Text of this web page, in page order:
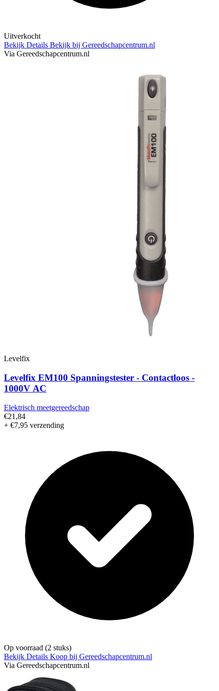
Uitverkocht
Bekijk Details Bekijk bij Gereedschapcentrum.nl
Via Gereedschapcentrum.nl
Levelfix
Levelfix EM100 Spanningstester - Contactloos -
1000V AC
Elektrisch meetgereedschap
€21,84
+ €7,95 verzending
Op voorraad (2 stuks)
Bekijk Details Koop bij Gereedschapcentrum.nl
Via Gereedschapcentrum.nl